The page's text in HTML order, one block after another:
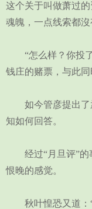
这个关于叫做萧过
魂魄，一点线索都沒
“怎么样？你投了
钱庄的赌票，与此同
如今管彦提出了
知如何回答。
经过“月旦评”的
恨晚的感觉。
秋叶惶恐又道：“